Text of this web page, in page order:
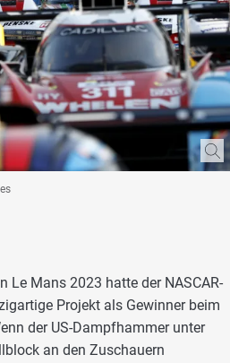
Le Mans 2023 hatte der NASCAR-
Projekt als Gewinner beim
der US-Dampfhammer unter
an den Zuschauern